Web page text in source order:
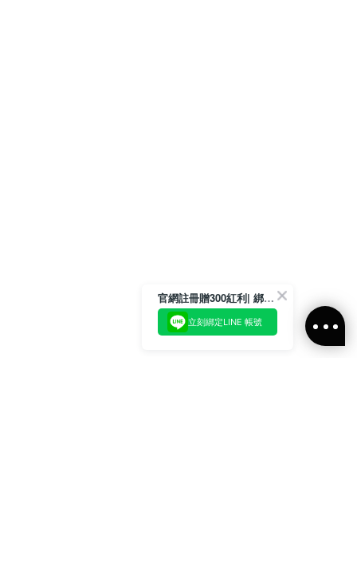
官網註冊贈300紅利| 綁定LINE再領取專屬優惠
立刻綁定LINE 帳號